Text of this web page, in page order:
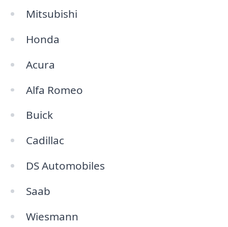
Mitsubishi
Honda
Acura
Alfa Romeo
Buick
Cadillac
DS Automobiles
Saab
Wiesmann